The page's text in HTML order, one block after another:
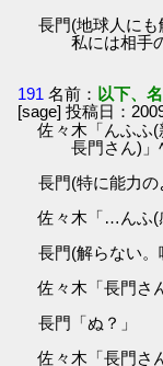
長門(地球人にも
私には相手の
191 名前： 以下、
[sage] 投稿日：
佐々木「んふふ(
長門さん)」ﾍ
長門(特に能力
佐々木「…んふ(
長門(解らない
佐々木「長門さ
長門「ぬ？」
佐々木「長門さ